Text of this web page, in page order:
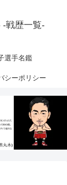
戦歴一覧-
選手名鑑
シーポリシー